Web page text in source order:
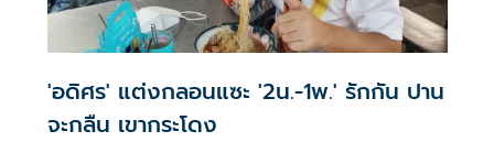
'อดิศร' แต่งกลอนแซะ '2น.-1พ.' รักกัน ปาน
จะกลืน เขากระโดง